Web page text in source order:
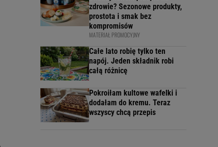
zdrowie? Sezonowe produkty,
prostota i smak bez
kompromisów
MATERIAŁ PROMOCYJNY
Całe lato robię tylko ten
napój. Jeden składnik robi
całą różnicę
Pokroiłam kultowe wafelki i
dodałam do kremu. Teraz
wszyscy chcą przepis